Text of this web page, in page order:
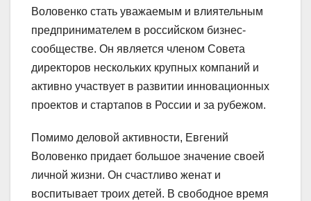
Воловенко стать уважаемым и влиятельным
предпринимателем в российском бизнес-
сообществе. Он является членом Совета
директоров нескольких крупных компаний и
активно участвует в развитии инновационных
проектов и стартапов в России и за рубежом.
Помимо деловой активности, Евгений
Воловенко придает большое значение своей
личной жизни. Он счастливо женат и
воспитывает троих детей. В свободное время